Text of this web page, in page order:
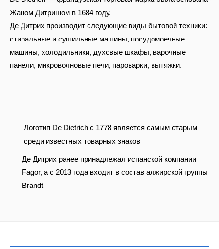
Жаном Дитришом в 1684 году.
Де Дитрих производит следующие виды бытовой техники:
стиральные и сушильные машины, посудомоечные
машины, холодильники, духовые шкафы, варочные
панели, микроволновые печи, пароварки, вытяжки.
Логотип De Dietrich с 1778 является самым старым
среди известных товарных знаков
Де Дитрих ранее принадлежал испанской компании
Fagor, а с 2013 года входит в состав алжирской группы
Brandt